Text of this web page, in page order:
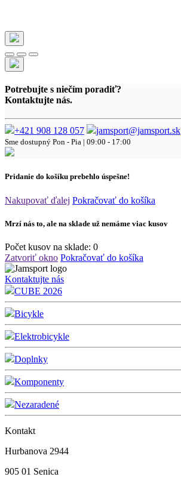
Potrebujte s niečím poradiť?
Kontaktujte nás.
+421 908 128 057 jamsport@jamsport.sk
Sme dostupný Pon - Pia | 09:00 - 17:00
Pridanie do košíku prebehlo úspešne!
Nakupovať ďalej Pokračovať do košíka
Mrzí nás to, ale na sklade už nemáme viac kusov
Počet kusov na sklade: 0
Zatvoriť okno Pokračovať do košíka
Kontaktujte nás
CUBE 2026
Bicykle
Elektrobicykle
Doplnky
Komponenty
Nezaradené
Kontakt
Hurbanova 2944
905 01 Senica